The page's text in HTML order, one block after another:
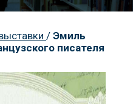
/ Эмиль
писателя